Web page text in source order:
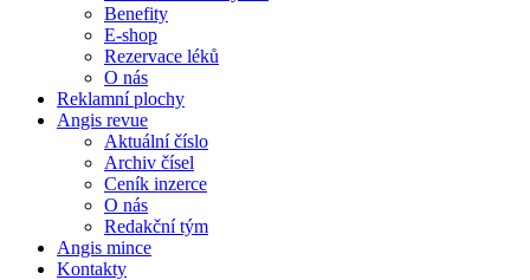
Benefity
E-shop
Rezervace léků
O nás
Reklamní plochy
Angis revue
Aktuální číslo
Archiv čísel
Ceník inzerce
O nás
Redakční tým
Angis mince
Kontakty